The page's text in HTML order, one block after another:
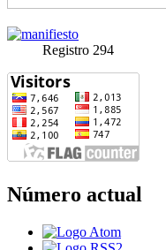
Registro 294
Número actual